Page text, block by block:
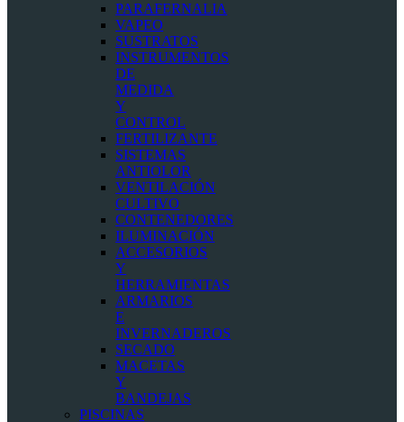
PARAFERNALIA
VAPEO
SUSTRATOS
INSTRUMENTOS
DE
MEDIDA
Y
CONTROL
FERTILIZANTE
SISTEMAS
ANTIOLOR
VENTILACIÓN
CULTIVO
CONTENEDORES
ILUMINACIÓN
ACCESORIOS
Y
HERRAMIENTAS
ARMARIOS
E
INVERNADEROS
SECADO
MACETAS
Y
BANDEJAS
PISCINAS